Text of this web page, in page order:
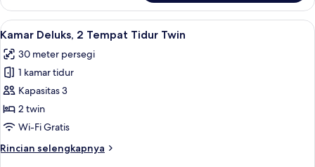
Kamar
Deluks,
1
Tidur
King
Lihat
semua
foto
untuk
Kamar
Deluks,
2
Tidur
1 kamar tidur, seprai premium,
6
Kamar Deluks, 2 Tempat Tidur Twin
30 meter persegi
1 kamar tidur
Kapasitas 3
2 twin
Wi-Fi Gratis
Rincian selengkapnya
Rincian